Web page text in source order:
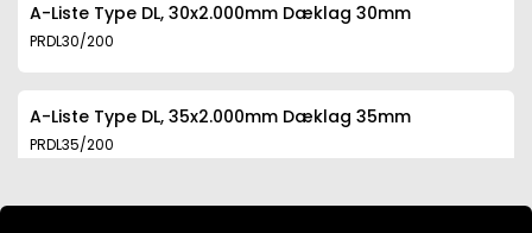
A-Liste Type DL, 30x2.000mm Dæklag 30mm
PRDL30/200
A-Liste Type DL, 35x2.000mm Dæklag 35mm
PRDL35/200